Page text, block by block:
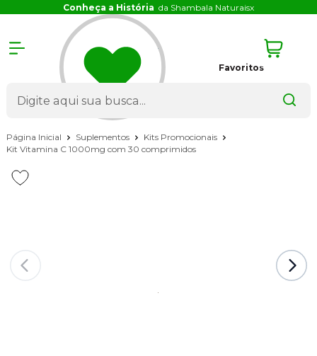
Conheça a História da Shambala Naturaisx
Favoritos
Página Inicial Suplementos
Kits Promocionais
Kit Vitamina C 1000mg com 30 comprimidos